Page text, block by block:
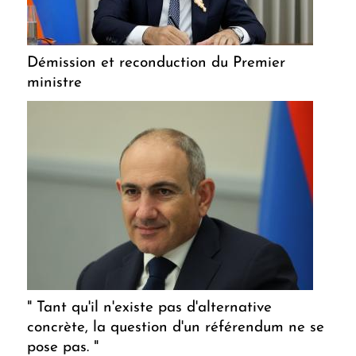
Démission et reconduction du Premier
ministre
" Tant qu'il n'existe pas d'alternative
concrète, la question d'un référendum ne se
pose pas. "